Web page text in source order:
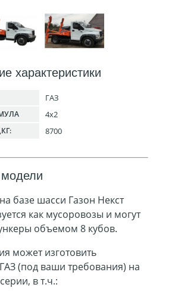
характеристики
ГАЗ
4х2
8700
базе шасси Газон Некст
как мусоровозы и могут
объемом 8 кубов.
может изготовить
(под ваши требования) на
в т.ч.: